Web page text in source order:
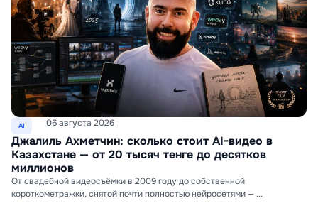
AI 06 августа 2026
Джалиль Ахметчин: сколько стоит AI-видео в
Казахстане — от 20 тысяч тенге до десятков
миллионов
От свадебной видеосъёмки в 2009 году до собственной
короткометражки, снятой почти полностью нейросетями — ...